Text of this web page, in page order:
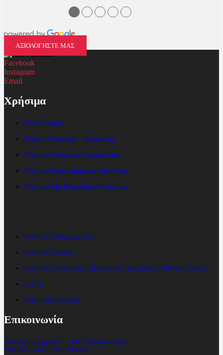
●●●●●
ΑΞΙΟΛΟΓΗΣΤΕ ΜΑΣ
Facebook
Instagram
Email
Χρήσιμα
Όροι Χρήσης
Τρόποι Πληρωμής – Αποστολής
Πολιτική Ακύρωσης Παραγγελίας
Πολιτική Ελαττωματικού Προϊόντος
Πολιτική Μη Παραλαβής Προϊόντων
Πολιτική Υπαναχώρησης
Πολιτική Cookies
Πολιτική Προστασίας Προσωπικών Δεδομένων (Privacy Policy)
F.A.Q.
After Sales Support
Επικοινωνία
Ανδρέου Γεωργίου 5, 54 627 Θεσσαλονίκη
2310 927 749 – 2310 248 807